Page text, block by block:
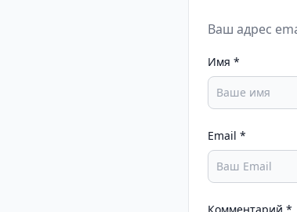
Ваш адрес
Имя *
Email *